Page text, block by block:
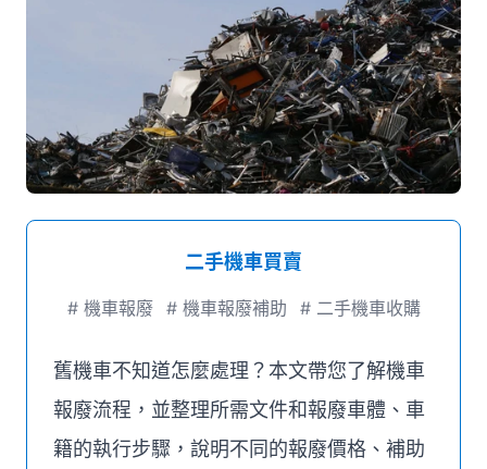
二手機車買賣
# 機車報廢 # 機車報廢補助 # 二手機車收購
舊機車不知道怎麼處理？本文帶您了解機車
報廢流程，並整理所需文件和報廢車體、車
籍的執行步驟，說明不同的報廢價格、補助